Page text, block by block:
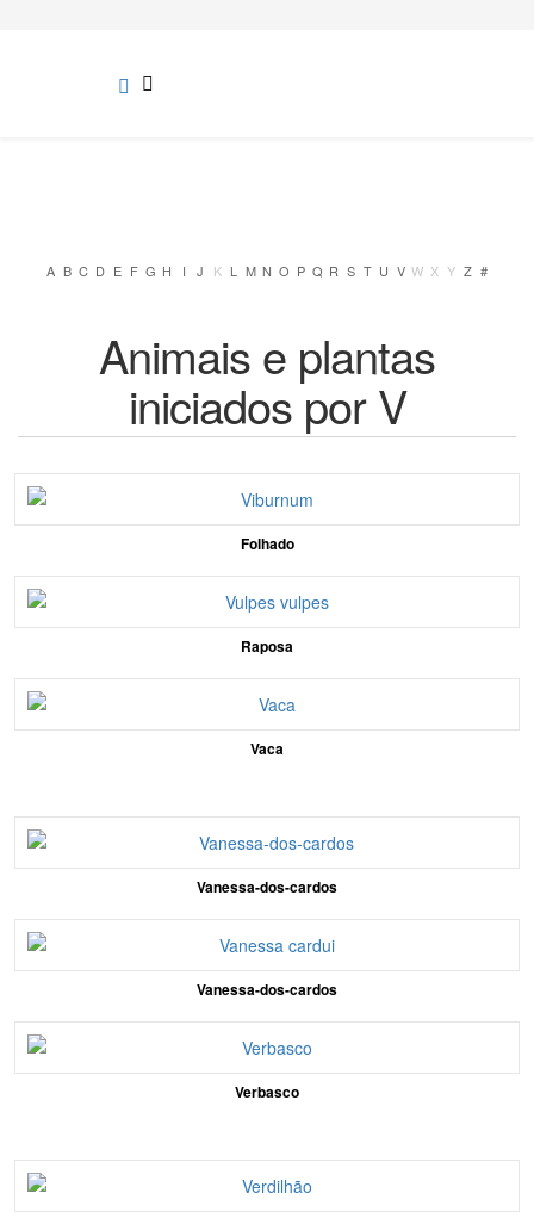
A B C D E F G H I J K L M N O P Q R S T U V W X Y Z #
Animais e plantas
iniciados por V
Folhado
Raposa
Vaca
Vanessa-dos-cardos
Vanessa-dos-cardos
Verbasco